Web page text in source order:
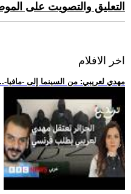
التعليق والتصويت على
اخر الافلام
.. مهدي لعريبي: من السينما إلى -